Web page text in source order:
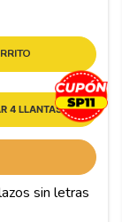
4 LLANTAS